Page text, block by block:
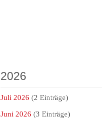
2026
Juli 2026 (2 Einträge)
Juni 2026 (3 Einträge)